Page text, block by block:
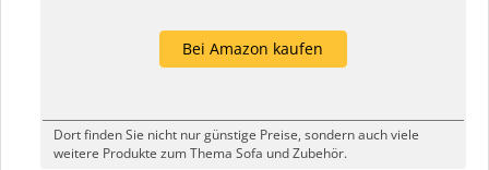
Bei Amazon kaufen
Dort finden Sie nicht nur günstige Preise, sondern auch viele
weitere Produkte zum Thema Sofa und Zubehör.